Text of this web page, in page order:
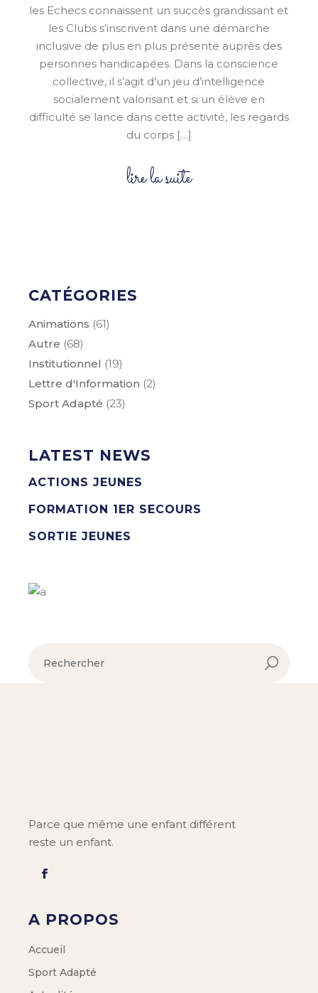
les Echecs connaissent un succès grandissant et
les Clubs s’inscrivent dans une démarche
inclusive de plus en plus présente auprès des
personnes handicapées. Dans la conscience
collective, il s’agit d’un jeu d’intelligence
socialement valorisant et si un élève en
difficulté se lance dans cette activité, les regards
du corps […]
lire la suite
CATÉGORIES
Animations (61)
Autre (68)
Institutionnel (19)
Lettre d'Information (2)
Sport Adapté (23)
LATEST NEWS
ACTIONS JEUNES
FORMATION 1ER SECOURS
SORTIE JEUNES
Parce que même une enfant différent
reste un enfant.
A PROPOS
Accueil
Sport Adapté